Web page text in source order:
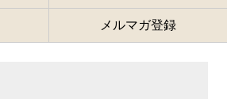
メルマガ登録